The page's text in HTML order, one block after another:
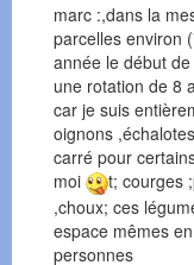
marc :,dans la
parcelles environ
année le début
une rotation de 8
car je suis
oignons
carré pour
moi
t; courges
,choux; ces
espace mêmes
personnes